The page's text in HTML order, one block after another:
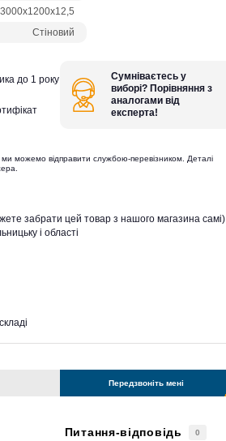
3000х1200х12,5
Стіновий
до 1 року
Сумніваєтесь у
виборі? Порівняння з
аналогами від
експерта!
ми можемо відправити службою-перевізником. Деталі
забрати цей товар з нашого магазина самі)
і області
Передзвоніть мені
Питання-відповідь 0